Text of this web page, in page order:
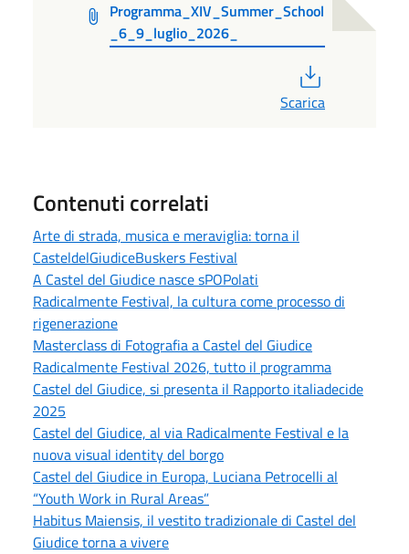
Programma_XIV_Summer_School
_6_9_luglio_2026_
Scarica
Contenuti correlati
Arte di strada, musica e meraviglia: torna il
CasteldelGiudiceBuskers Festival
A Castel del Giudice nasce sPOPolati
Radicalmente Festival, la cultura come processo di
rigenerazione
Masterclass di Fotografia a Castel del Giudice
Radicalmente Festival 2026, tutto il programma
Castel del Giudice, si presenta il Rapporto italiadecide
2025
Castel del Giudice, al via Radicalmente Festival e la
nuova visual identity del borgo
Castel del Giudice in Europa, Luciana Petrocelli al
“Youth Work in Rural Areas”
Habitus Maiensis, il vestito tradizionale di Castel del
Giudice torna a vivere